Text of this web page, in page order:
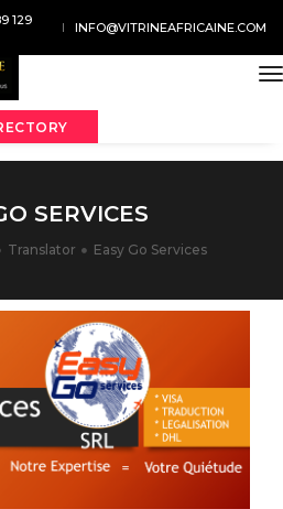
129
INFO@VITRINEAFRICAINE.COM
SERVICES
Translator Easy Go Services